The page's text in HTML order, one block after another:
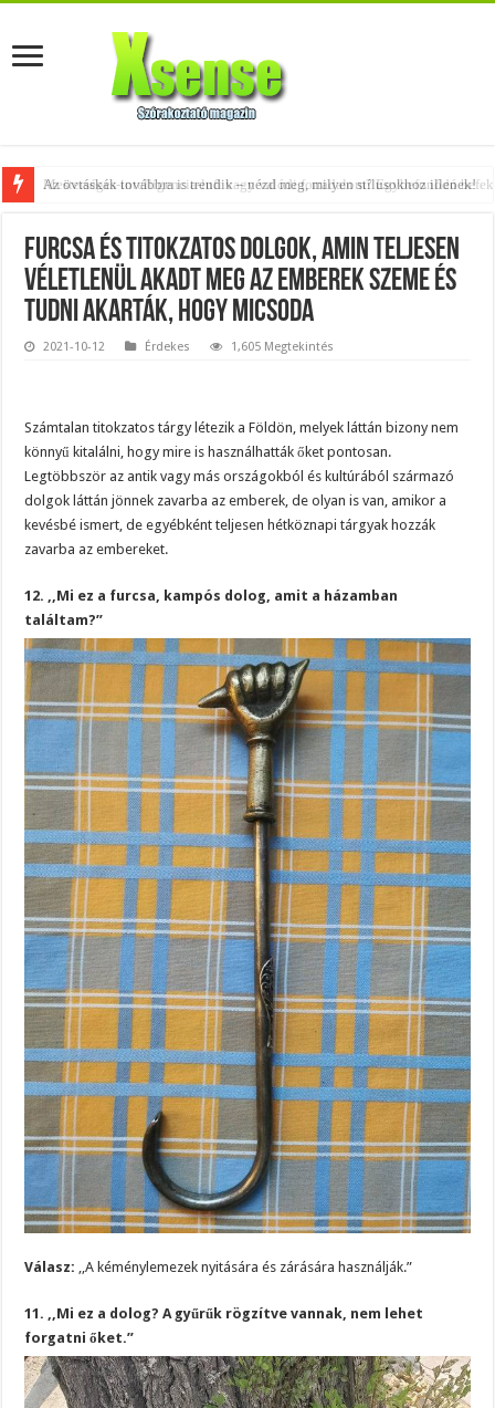
Az övtáskák továbbra is trendik – nézd meg, milyen stílusokhoz illenek!
Furcsa és titokzatos dolgok, amin teljesen
véletlenül akadt meg az emberek szeme és
tudni akarták, hogy micsoda
2021-10-12 Érdekes 1,605 Megtekintés
Számtalan titokzatos tárgy létezik a Földön, melyek láttán bizony nem
könnyű kitalálni, hogy mire is használhatták őket pontosan.
Legtöbbször az antik vagy más országokból és kultúrából származó
dolgok láttán jönnek zavarba az emberek, de olyan is van, amikor a
kevésbé ismert, de egyébként teljesen hétköznapi tárgyak hozzák
zavarba az embereket.
12. ,,Mi ez a furcsa, kampós dolog, amit a házamban
találtam?”
Válasz: ,,A kéménylemezek nyitására és zárására használják.”
11. ,,Mi ez a dolog? A gyűrűk rögzítve vannak, nem lehet
forgatni őket.”